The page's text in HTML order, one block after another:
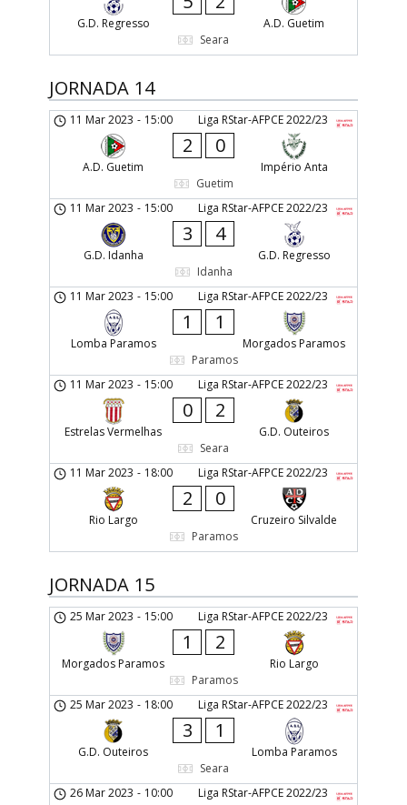
G.D. Regresso
A.D. Guetim
Seara
JORNADA 14
Liga RStar-AFPCE 2022/23
11 Mar 2023 - 15:00
A.D. Guetim
2 0
Império Anta
Guetim
Liga RStar-AFPCE 2022/23
11 Mar 2023 - 15:00
G.D. Idanha
3 4
G.D. Regresso
Idanha
Liga RStar-AFPCE 2022/23
11 Mar 2023 - 15:00
Lomba Paramos
1 1
Morgados Paramos
Paramos
Liga RStar-AFPCE 2022/23
11 Mar 2023 - 15:00
Estrelas Vermelhas
0 2
G.D. Outeiros
Seara
Liga RStar-AFPCE 2022/23
11 Mar 2023 - 18:00
Rio Largo
2 0
Cruzeiro Silvalde
Paramos
JORNADA 15
Liga RStar-AFPCE 2022/23
25 Mar 2023 - 15:00
Morgados Paramos
1 2
Rio Largo
Paramos
Liga RStar-AFPCE 2022/23
25 Mar 2023 - 18:00
G.D. Outeiros
3 1
Lomba Paramos
Seara
Liga RStar-AFPCE 2022/23
26 Mar 2023 - 10:00